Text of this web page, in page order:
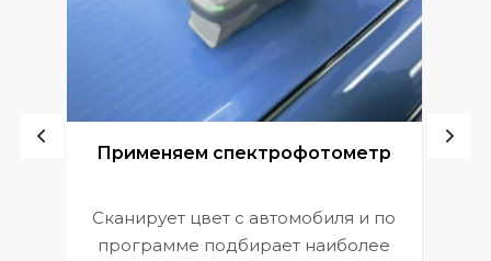
Применяем спектрофотометр
Сканирует цвет с автомобиля и по
программе подбирает наиболее